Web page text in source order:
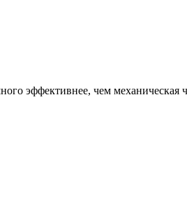
эффективнее, чем механическая